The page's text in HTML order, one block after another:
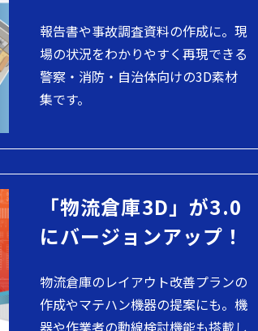
報告書や事故調査資料の作成に。現
場の状況をわかりやすく再現できる
警察・消防・自治体向けの3D素材
集です。
「物流倉庫3D」が3.0
にバージョンアップ！
物流倉庫のレイアウト改善プランの
作成やマテハン機器の提案にも。機
器や作業者の動線検討機能も搭載し